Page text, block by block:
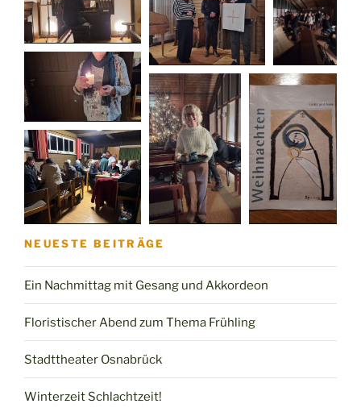
NEUESTE BEITRÄGE
Ein Nachmittag mit Gesang und Akkordeon
Floristischer Abend zum Thema Frühling
Stadttheater Osnabrück
Winterzeit Schlachtzeit!